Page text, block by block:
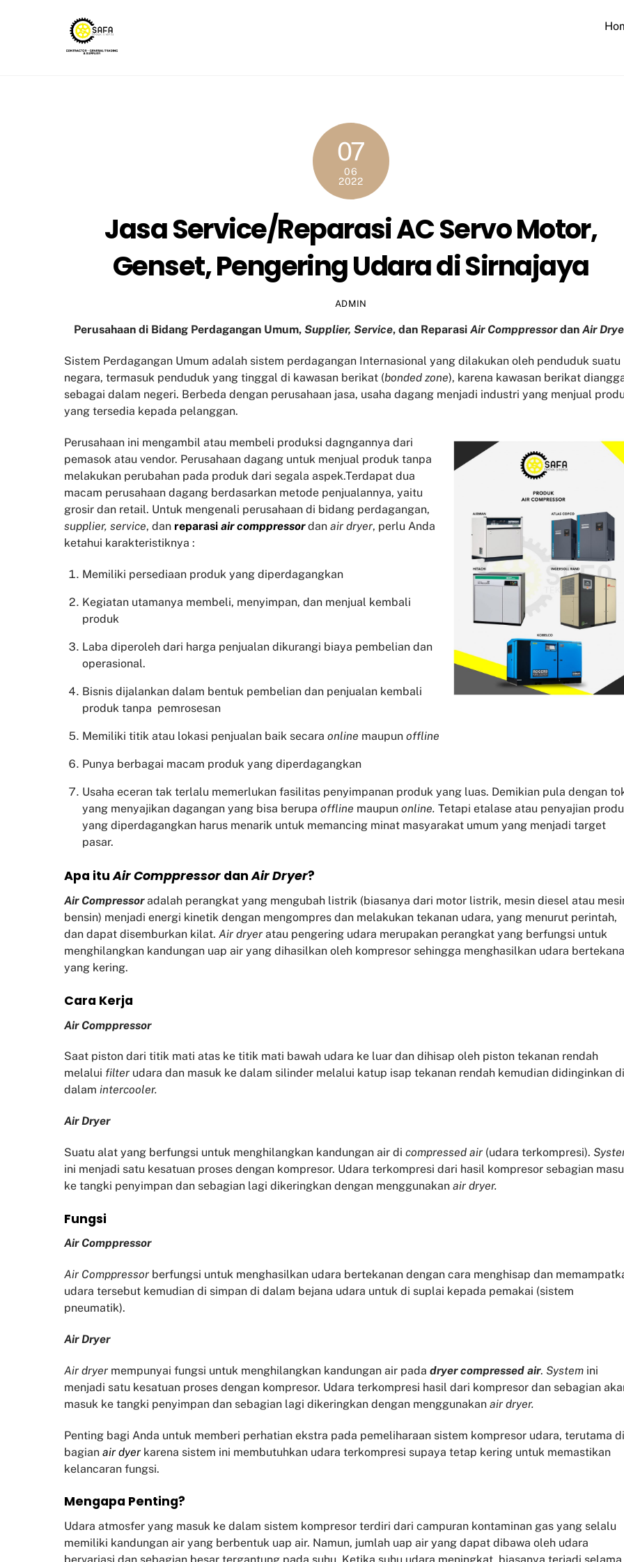
07
06
2022
Jasa Service/Reparasi AC Servo Motor,
Genset, Pengering Udara di Sirnajaya
ADMIN
Perusahaan di Bidang Perdagangan Umum, Supplier, Service, dan Reparasi Air Comppressordan Air
Sistem Perdagangan Umum adalah sistem perdagangan Internasional yang dilakukan oleh penduduk suatu
negara, termasuk penduduk yang tinggal di kawasan berikat (bonded zone), karena kawasan berikat
sebagai dalam negeri. Berbeda dengan perusahaan jasa, usaha dagang menjadi industri yang menjual
yang tersedia kepada pelanggan.
Perusahaan ini mengambil atau membeli produksi dagngannya dari
pemasok atau vendor. Perusahaan dagang untuk menjual produk tanpa
melakukan perubahan pada produk dari segala aspek.Terdapat dua
macam perusahaan dagang berdasarkan metode penjualannya, yaitu
grosir dan retail. Untuk mengenali perusahaan di bidang perdagangan,
supplier, service, dan reparasi air comppressordan air dryer, perlu Anda
ketahui karakteristiknya :
Memiliki persediaan produk yang diperdagangkan
Kegiatan utamanya membeli, menyimpan, dan menjual kembali
produk
Laba diperoleh dari harga penjualan dikurangi biaya pembelian dan
operasional.
Bisnis dijalankan dalam bentuk pembelian dan penjualan kembali
produk tanpa pemrosesan
Memiliki titik atau lokasi penjualan baik secara online maupun offline
Punya berbagai macam produk yang diperdagangkan
Usaha eceran tak terlalu memerlukan fasilitas penyimpanan produk yang luas. Demikian pula dengan
yang menyajikan dagangan yang bisa berupa offline maupun online. Tetapi etalase atau penyajian
yang diperdagangkan harus menarik untuk memancing minat masyarakat umum yang menjadi target
pasar.
Apa ituAir Comppressor danAir Dryer?
Air Compressoradalah perangkat yang mengubah listrik (biasanya dari motor listrik, mesin diesel atau
bensin) menjadi energi kinetik dengan mengompres dan melakukan tekanan udara, yang menurut perintah,
dan dapat disemburkan kilat. Air dryer atau pengering udara merupakan perangkat yang berfungsi untuk
menghilangkan kandungan uap air yang dihasilkan oleh kompresor sehingga menghasilkan udara
yang kering.
Cara Kerja
Air Comppressor
Saat piston dari titik mati atas ke titik mati bawah udara ke luar dan dihisap oleh piston tekanan rendah
melalui filter udara dan masuk ke dalam silinder melalui katup isap tekanan rendah kemudian didinginkan di
dalam intercooler.
Air Dryer
Suatu alat yang berfungsi untuk menghilangkan kandungan air di compressed air (udara terkompresi).
ini menjadi satu kesatuan proses dengan kompresor. Udara terkompresi dari hasil kompresor sebagian
ke tangki penyimpan dan sebagian lagi dikeringkan dengan menggunakan air dryer.
Fungsi
Air Comppressor
Air Comppressor berfungsi untuk menghasilkan udara bertekanan dengan cara menghisap dan
udara tersebut kemudian di simpan di dalam bejana udara untuk di suplai kepada pemakai (sistem
pneumatik).
Air Dryer
Air dryer mempunyai fungsi untuk menghilangkan kandungan air pada dryer compressed air. System ini
menjadi satu kesatuan proses dengan kompresor. Udara terkompresi hasil dari kompresor dan sebagian
masuk ke tangki penyimpan dan sebagian lagi dikeringkan dengan menggunakan air dryer.
Penting bagi Anda untuk memberi perhatian ekstra pada pemeliharaan sistem kompresor udara, terutama di
bagian air dyer karena sistem ini membutuhkan udara terkompresi supaya tetap kering untuk memastikan
kelancaran fungsi.
Mengapa Penting?
Udara atmosfer yang masuk ke dalam sistem kompresor terdiri dari campuran kontaminan gas yang selalu
memiliki kandungan air yang berbentuk uap air. Namun, jumlah uap air yang dapat dibawa oleh udara